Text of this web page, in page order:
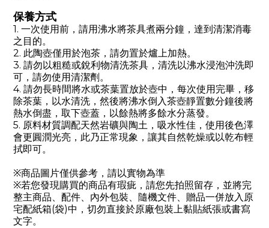
保養方式
1. 一次使用前，請用沸水將茶具煮兩分鐘，達到清潔消毒
之目的。
2. 此陶壺僅用於泡茶，請勿置於爐上加熱。
3. 請勿以粗糙或銳利物清洗茶具，清洗以沸水浸泡沖洗即
可，請勿使用清潔劑。
4. 請勿長時間將水或茶葉置放於壺中，每次使用完畢，移
除茶葉，以水清洗，然後將沸水倒入茶壺靜置數分鐘後將
熱水倒盡，取下壺蓋，以餘熱將多餘水分蒸發。
5. 原料材質調配天然岩礦與陶土，吸水性佳，使用後色澤
會更圓潤光亮，此乃正常現象，讓其自然乾燥或以乾布輕
拭即可。
※商品圖片僅供參考，請以實物為準
※若您發現購買的商品有瑕疵，請您先拍照留存，並將完
整主商品、配件、內外包裝、隨機文件、贈品一併放入原
宅配紙箱(袋)中，切勿直接於原廠包裝上黏貼紙張或書寫
文字。